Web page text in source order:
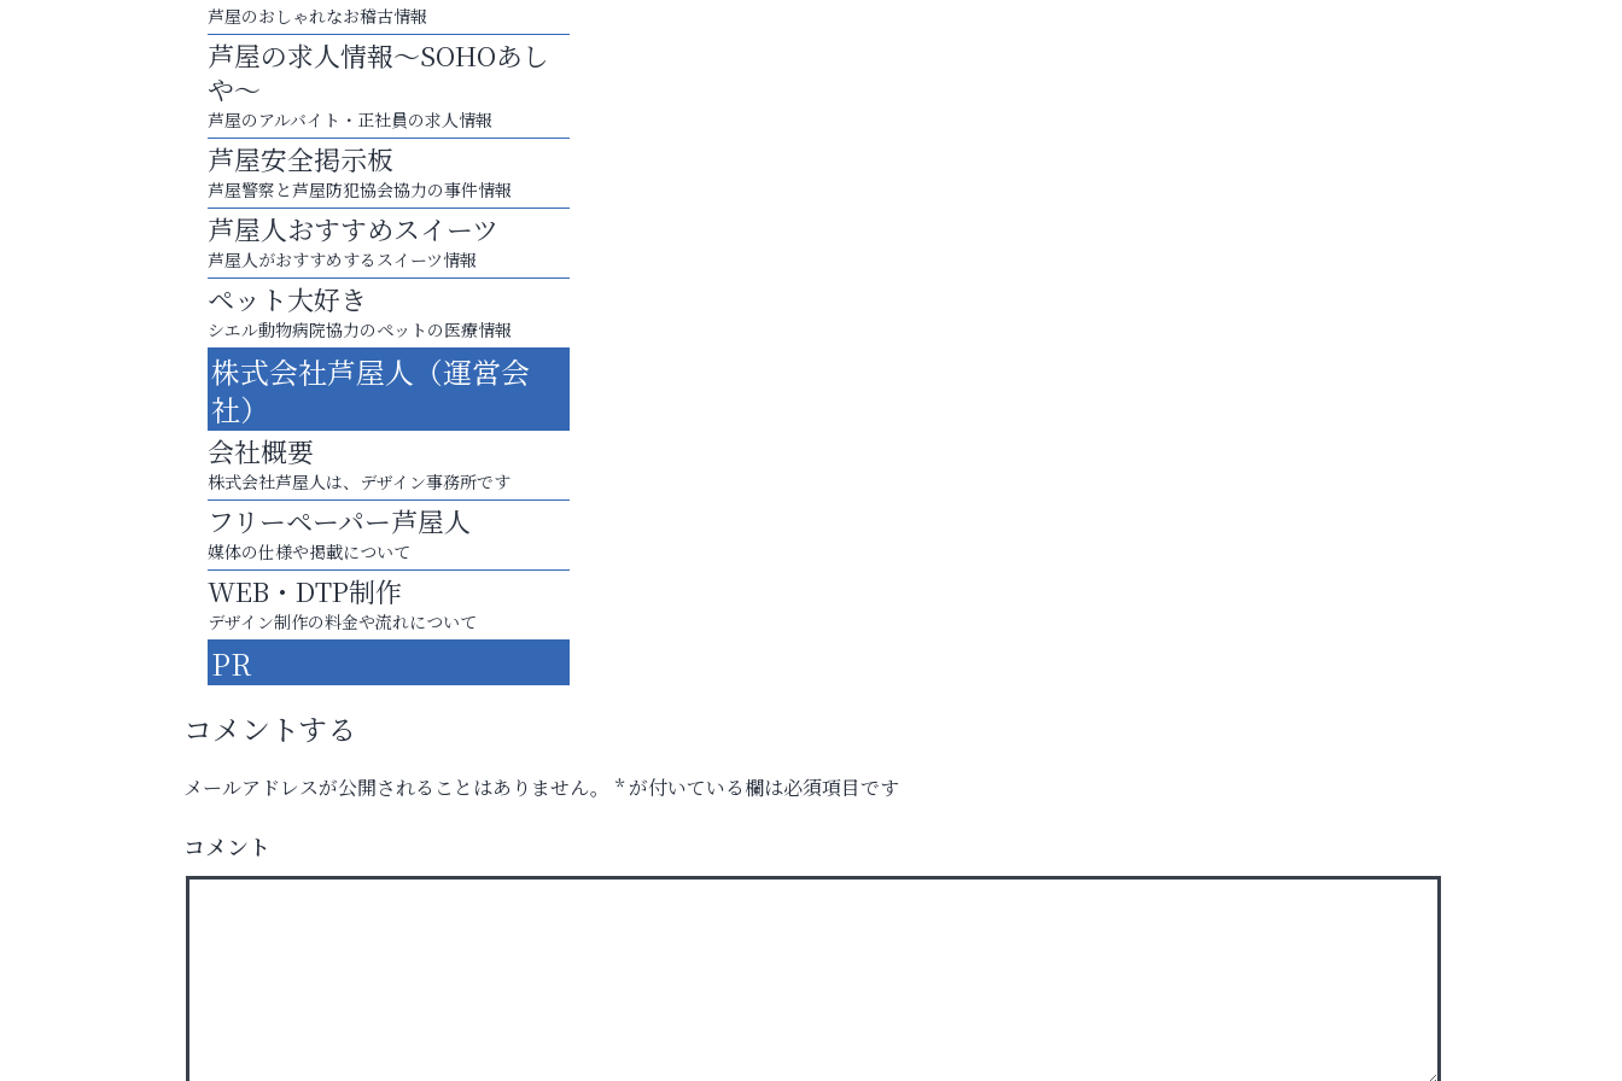
お一人おひとりに合う治療をご提案
口元から始まる、自分らしい毎日を
いわみ眼科
に知っておきたい子どもの近視対策～
アクイール芦屋店
芦屋のおしゃれなお稽古情報
芦屋の求人情報～SOHOあし
や～
芦屋のアルバイト・正社員の求人情報
芦屋安全掲示板
芦屋警察と芦屋防犯協会協力の事件情報
芦屋人おすすめスイーツ
芦屋人がおすすめするスイーツ情報
ペット大好き
シエル動物病院協力のペットの医療情報
株式会社芦屋人（運営会
社）
会社概要
株式会社芦屋人は、デザイン事務所です
フリーペーパー芦屋人
媒体の仕様や掲載について
WEB・DTP制作
デザイン制作の料金や流れについて
PR
コメントする
メールアドレスが公開されることはありません。 *が付いている欄は必須項目です
コメント